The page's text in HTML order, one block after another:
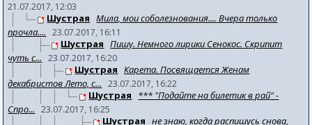
21.07.2017, 12:03
Шустрая Мила, мои соболезнования.... Вчера только
прочла....
23.07.2017, 16:11
Шустрая Пишу. Немного лирики Сенокос. Скрипит
чуть с...
23.07.2017, 16:20
Шустрая Карета. Посвящается Женам
декабристов Лето, с...
23.07.2017, 16:22
Шустрая
*** "Подайте на билетик в рай" -
Спро...
23.07.2017, 16:25
Шустрая не знаю, когда распишусь снова,